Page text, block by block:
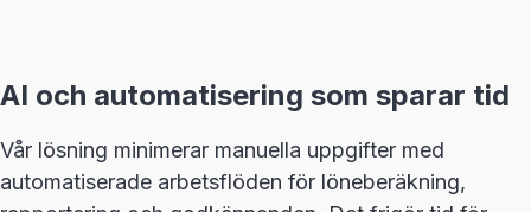
AI och automatisering som sparar tid
Vår lösning minimerar manuella uppgifter med
automatiserade arbetsflöden för löneberäkning,